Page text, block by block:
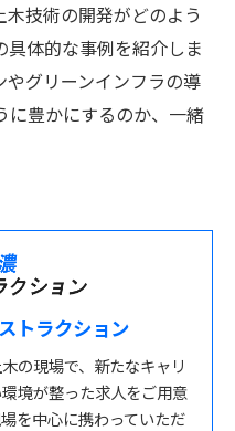
技術の開発がどのよう
具体的な事例を紹介しま
グリーンインフラの導
に豊かにするのか、一緒
トラクション
の現場で、新たなキャリ
境が整った求人をご用意
を中心に携わっていただ